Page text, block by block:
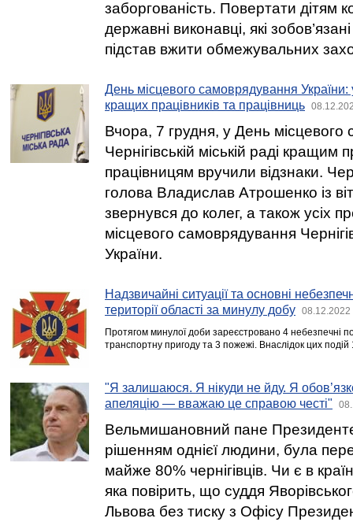
заборгованість. Повертати дітям
державні виконавці, які
підстав вжити обмежувальних
День місцевого самоврядування України:
кращих працівників та працівниць
Вчора, 7 грудня, у День місцевого
Чернігівській міській раді кращим
працівницям вручили відзнаки.
голова Владислав Атрошенко із
звернувся до колег, а також усіх
місцевого самоврядування
України.
Надзвичайні ситуації та основні
території області за минулу добу
08.12.2022
Протягом минулої доби зареєстровано 4 небезпечні
транспортну пригоду та 3 пожежі. Внаслідок цих
"Я залишаюся. Я нікуди не йду. Я
апеляцію — вважаю це справою честі"
Вельмишановний пане
рішенням однієї людини, була
майже 80% чернігівців. Чи є в
яка повірить, що суддя
Львова без тиску з Офісу